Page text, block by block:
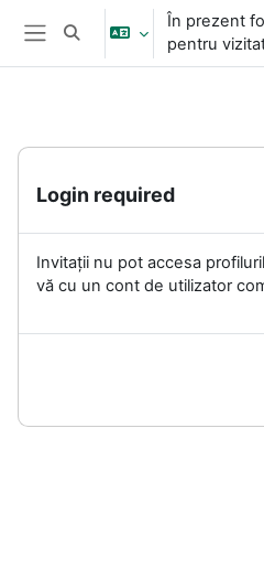
Sari la conţinutul principal
Panou lateral
Afișați căutarea
În prezent
pentru
Login required
Invitații nu pot accesa
vă cu un cont de utilizator